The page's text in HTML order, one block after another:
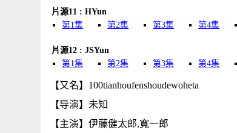
片源11 : HYun
第1集
第2集 第3集 第4集
片源12 : JSYun
第1集
第2集 第3集 第4集
【又名】100tianhoufenshoudewoheta
【导演】未知
【主演】伊藤健太郎,寬一郎